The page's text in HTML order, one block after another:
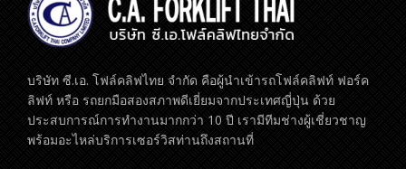
บริษัท ซี.เอ. โฟล์คลิฟไทย จำกัด คือผู้นำเข้ารถโฟล์คลิฟท์ ฟอร์ค
ลิฟท์ หรือ รถยกมือสองสภาพดีเยี่ยมจากประเทศญี่ปุ่น ด้วย
ประสบการณ์การทำงานมากกว่า 10 ปี เรามีทีมช่างผู้เชี่ยวชาญ
พร้อมอะไหล่บริการเซอร์วิสท่านถึงสถานที่